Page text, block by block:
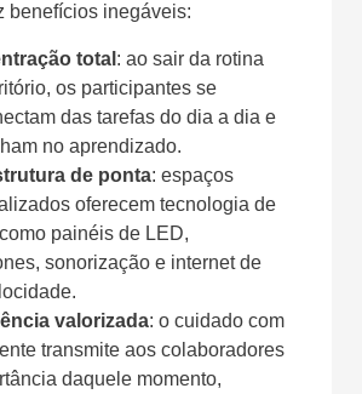
benefícios inegáveis:
total : ao sair da rotina
os participantes se
das tarefas do dia a dia e
no aprendizado.
de ponta: espaços
oferecem tecnologia de
painéis de LED,
sonorização e internet de
valorizada: o cuidado com
transmite aos colaboradores
daquele momento,